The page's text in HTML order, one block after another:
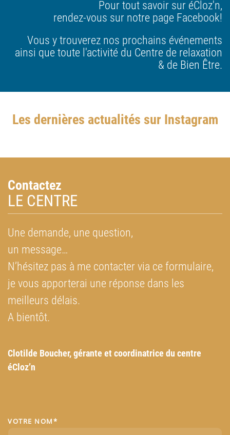
Pour tout savoir sur éCloz'n,
rendez-vous sur notre page Facebook!
Vous y trouverez nos prochains événements
ainsi que toute l'activité du Centre de relaxation
& de Bien Être.
Les dernières actualités sur Instagram
Contactez
LE CENTRE
Une demande, une question,
un message…
N’hésitez pas à me contacter via ce formulaire,
je vous apporterai une réponse dans les
meilleurs délais.
A bientôt.
Clotilde Boucher, gérante et coordinatrice du centre
éCloz’n
VOTRE NOM*